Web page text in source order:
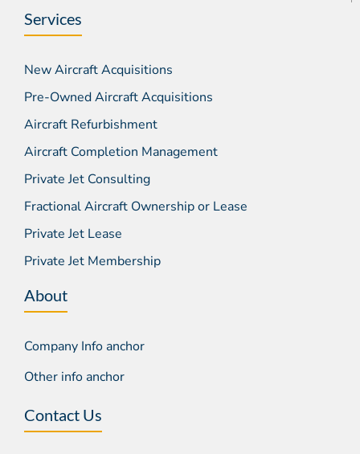
Services
New Aircraft Acquisitions
Pre-Owned Aircraft Acquisitions
Aircraft Refurbishment
Aircraft Completion Management
Private Jet Consulting
Fractional Aircraft Ownership or Lease
Private Jet Lease
Private Jet Membership
About
Company Info anchor
Other info anchor
Contact Us